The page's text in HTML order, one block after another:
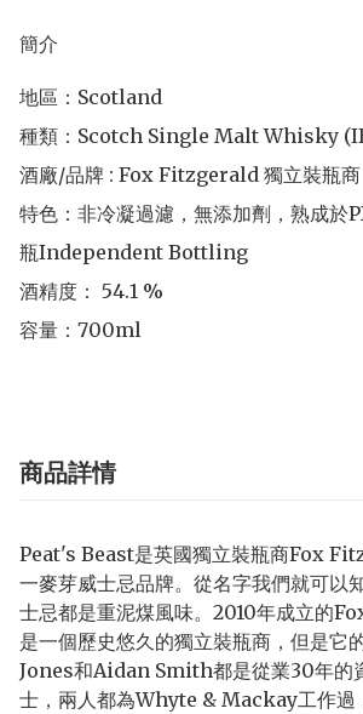
簡介
地區：Scotland
種類：Scotch Single Malt Whisky
酒廠/品牌 : Fox Fitzgerald 獨立裝瓶商
特色：非冷凝過濾，無添加劑，熟成於
瓶Independent Bottling
酒精度： 54.1 %
容量：700ml
商品詳情
Peat's Beast是英國獨立裝瓶商Fox
一麥芽威士忌品牌。從名字我們就可以
士忌都是重泥煤風味。2010年成立的
是一個歷史悠久的獨立裝瓶商，但是
Jones和Aidan Smith都是從業30年的
士，兩人都為Whyte & Mackay工作